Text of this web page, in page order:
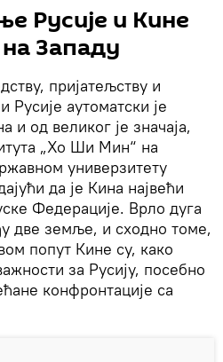
Русије и Кине
Западу
пријатељству и
аутоматски је
и од великог је значаја,
„Хо Ши Мин“ на
универзитету
да је Кина највећи
Федерације. Врло дуга
две земље, и сходно томе,
попут Кине су, како
за Русију, посебно
конфронтације са